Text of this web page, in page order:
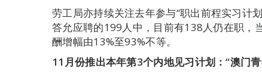
劳工局亦持续关注去年参与“职出前程实习计
答允应聘的199人中，目前有138人仍在职，
酬增幅由13%至93%不等。
11 月份推出本年第3个内地见习计划：“澳门